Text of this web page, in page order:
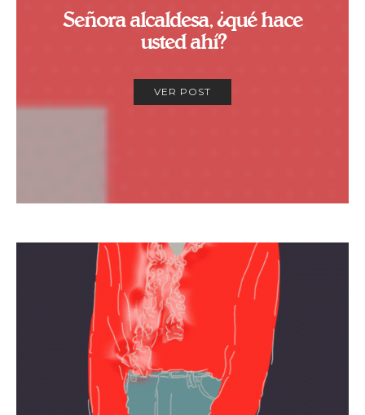
Señora alcaldesa, ¿qué hace
usted ahí?
VER POST